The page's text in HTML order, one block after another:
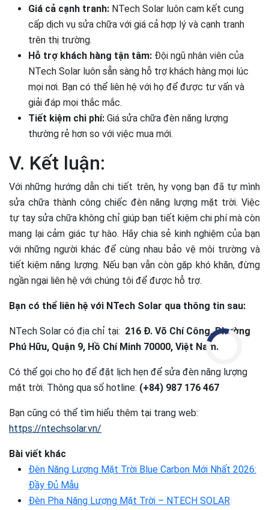
Giá cả cạnh tranh: NTech Solar luôn cam kết cung
cấp dịch vụ sửa chữa với giá cả hợp lý và cạnh tranh
trên thị trường.
Hỗ trợ khách hàng tận tâm: Đội ngũ nhân viên của
NTech Solar luôn sẵn sàng hỗ trợ khách hàng mọi lúc
mọi nơi. Bạn có thể liên hệ với họ để được tư vấn và
giải đáp mọi thắc mắc.
Tiết kiệm chi phí: Giá sửa chữa đèn năng lượng
thường rẻ hơn so với việc mua mới.
V. Kết luận:
Với những hướng dẫn chi tiết trên, hy vọng bạn đã tự mình
sửa chữa thành công chiếc đèn năng lượng mặt trời. Việc
tự tay sửa chữa không chỉ giúp bạn tiết kiệm chi phí mà còn
mang lại cảm giác tự hào. Hãy chia sẻ kinh nghiệm của bạn
với những người khác để cùng nhau bảo vệ môi trường và
tiết kiệm năng lượng. Nếu bạn vẫn còn gặp khó khăn, đừng
ngần ngại liên hệ với chúng tôi để được hỗ trợ.
Bạn có thể liên hệ với NTech Solar qua thông tin sau:
NTech Solar có địa chỉ tại: 216 Đ. Võ Chí Công, Phường
Phú Hữu, Quận 9, Hồ Chí Minh 70000, Việt Nam.
Có thể gọi cho họ để đặt lịch hẹn để sửa đèn năng lượng
mặt trời. Thông qua số hotline: (+84) 987 176 467
Bạn cũng có thể tìm hiểu thêm tại trang web:
https://ntechsolar.vn/
Bài viết khác
Đèn Năng Lượng Mặt Trời Blue Carbon Mới Nhất 2026:
Đầy Đủ Mẫu
Đèn Pha Năng Lượng Mặt Trời – NTECH SOLAR